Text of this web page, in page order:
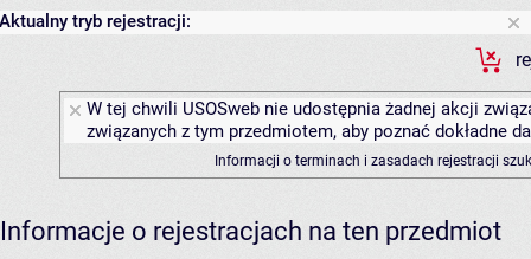
Aktualny tryb rejestracji:
W tej chwili USOSweb nie udostępnia żadnej akcji
związanych z tym przedmiotem, aby poznać dokładne
Informacji o terminach i zasadach rejestracji
Informacje o rejestracjach na ten przedmiot